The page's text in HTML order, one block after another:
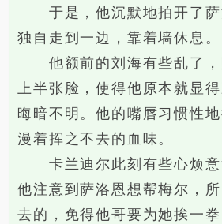
于是，他沉默地拍开了萨
独自走到一边，靠着墙休息。
他额前的刘海有些乱了，
上半张脸，使得他原本就显
晦暗不明。他的嘴唇习惯性
漫着挥之不去的血味。
卡兰迪尔此刻有些心烦意
他注意到萨洛恩想帮梅尔，
去的，免得他哥要为她挨一